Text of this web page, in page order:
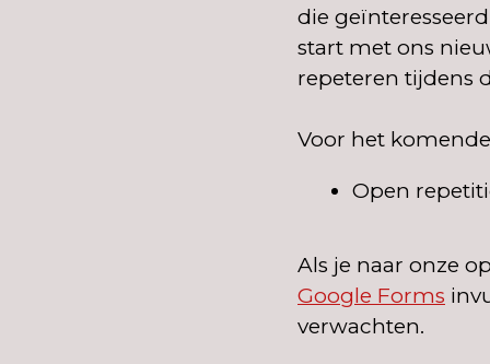
die
start met ons
repeteren tijdens
Voor het
Open
Als je naar onze
Google Forms
verwachten.